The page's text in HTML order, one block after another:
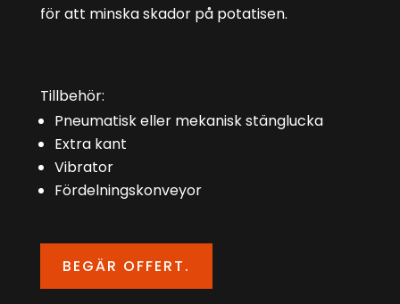
för att minska skador på potatisen.
Tillbehör:
Pneumatisk eller mekanisk stänglucka
Extra kant
Vibrator
Fördelningskonveyor
BEGÄR OFFERT.